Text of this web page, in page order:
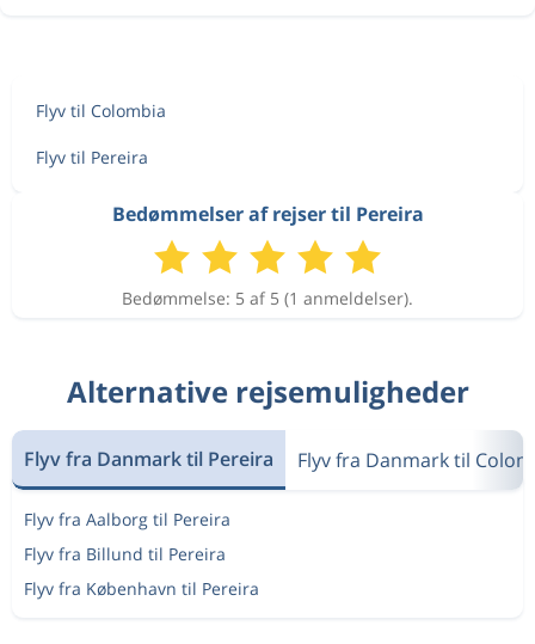
Flyv til Colombia
Flyv til Pereira
Bedømmelser af rejser til Pereira
Bedømmelse: 5 af 5 (1 anmeldelser).
Alternative rejsemuligheder
Flyv fra Danmark til Pereira Flyv fra Danmark til
Flyv fra Aalborg til Pereira
Flyv fra Billund til Pereira
Flyv fra København til Pereira